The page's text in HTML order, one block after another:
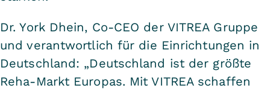
Dr. York Dhein, Co-CEO der VITREA Gruppe
und verantwortlich für die Einrichtungen in
Deutschland: „Deutschland ist der größte
Reha-Markt Europas. Mit VITREA schaffen